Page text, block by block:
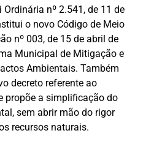
Ordinária nº 2.541, de 11 de
o novo Código de Meio
nº 003, de 15 de abril de
Municipal de Mitigação e
Ambientais. Também
decreto referente ao
propõe a simplificação do
sem abrir mão do rigor
recursos naturais.